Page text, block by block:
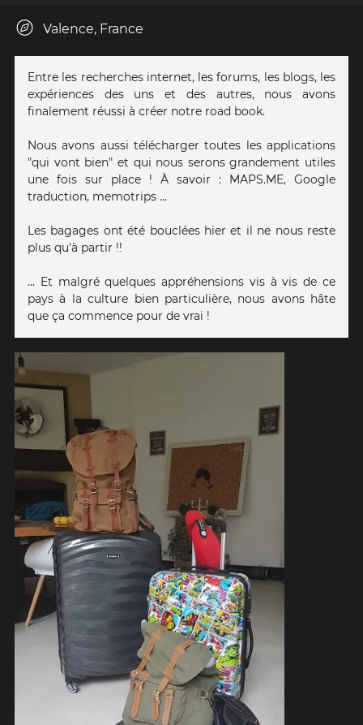
Valence, France
Entre les recherches internet, les forums, les blogs, les
expériences des uns et des autres, nous avons
finalement réussi à créer notre road book.
Nous avons aussi télécharger toutes les applications
"qui vont bien" et qui nous serons grandement utiles
une fois sur place ! À savoir : MAPS.ME, Google
traduction, memotrips ...
Les bagages ont été bouclées hier et il ne nous reste
plus qu'à partir !!
... Et malgré quelques appréhensions vis à vis de ce
pays à la culture bien particulière, nous avons hâte
que ça commence pour de vrai !